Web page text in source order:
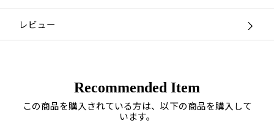
レビュー
Recommended Item
この商品を購入されている方は、以下の商品を購入して
います。